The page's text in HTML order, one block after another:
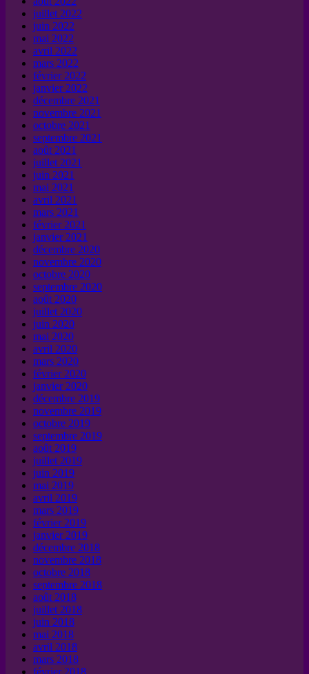
juillet 2022
juin 2022
mai 2022
avril 2022
mars 2022
février 2022
janvier 2022
décembre 2021
novembre 2021
octobre 2021
septembre 2021
août 2021
juillet 2021
juin 2021
mai 2021
avril 2021
mars 2021
février 2021
janvier 2021
décembre 2020
novembre 2020
octobre 2020
septembre 2020
août 2020
juillet 2020
juin 2020
mai 2020
avril 2020
mars 2020
février 2020
janvier 2020
décembre 2019
novembre 2019
octobre 2019
septembre 2019
août 2019
juillet 2019
juin 2019
mai 2019
avril 2019
mars 2019
février 2019
janvier 2019
décembre 2018
novembre 2018
octobre 2018
septembre 2018
août 2018
juillet 2018
juin 2018
mai 2018
avril 2018
mars 2018